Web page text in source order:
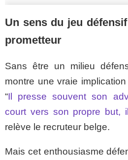
Un sens du jeu
prometteur
Sans être un milieu
montre une vraie
“Il presse souvent son
court vers son propre but,
relève le recruteur belge.
Mais cet enthousiasme